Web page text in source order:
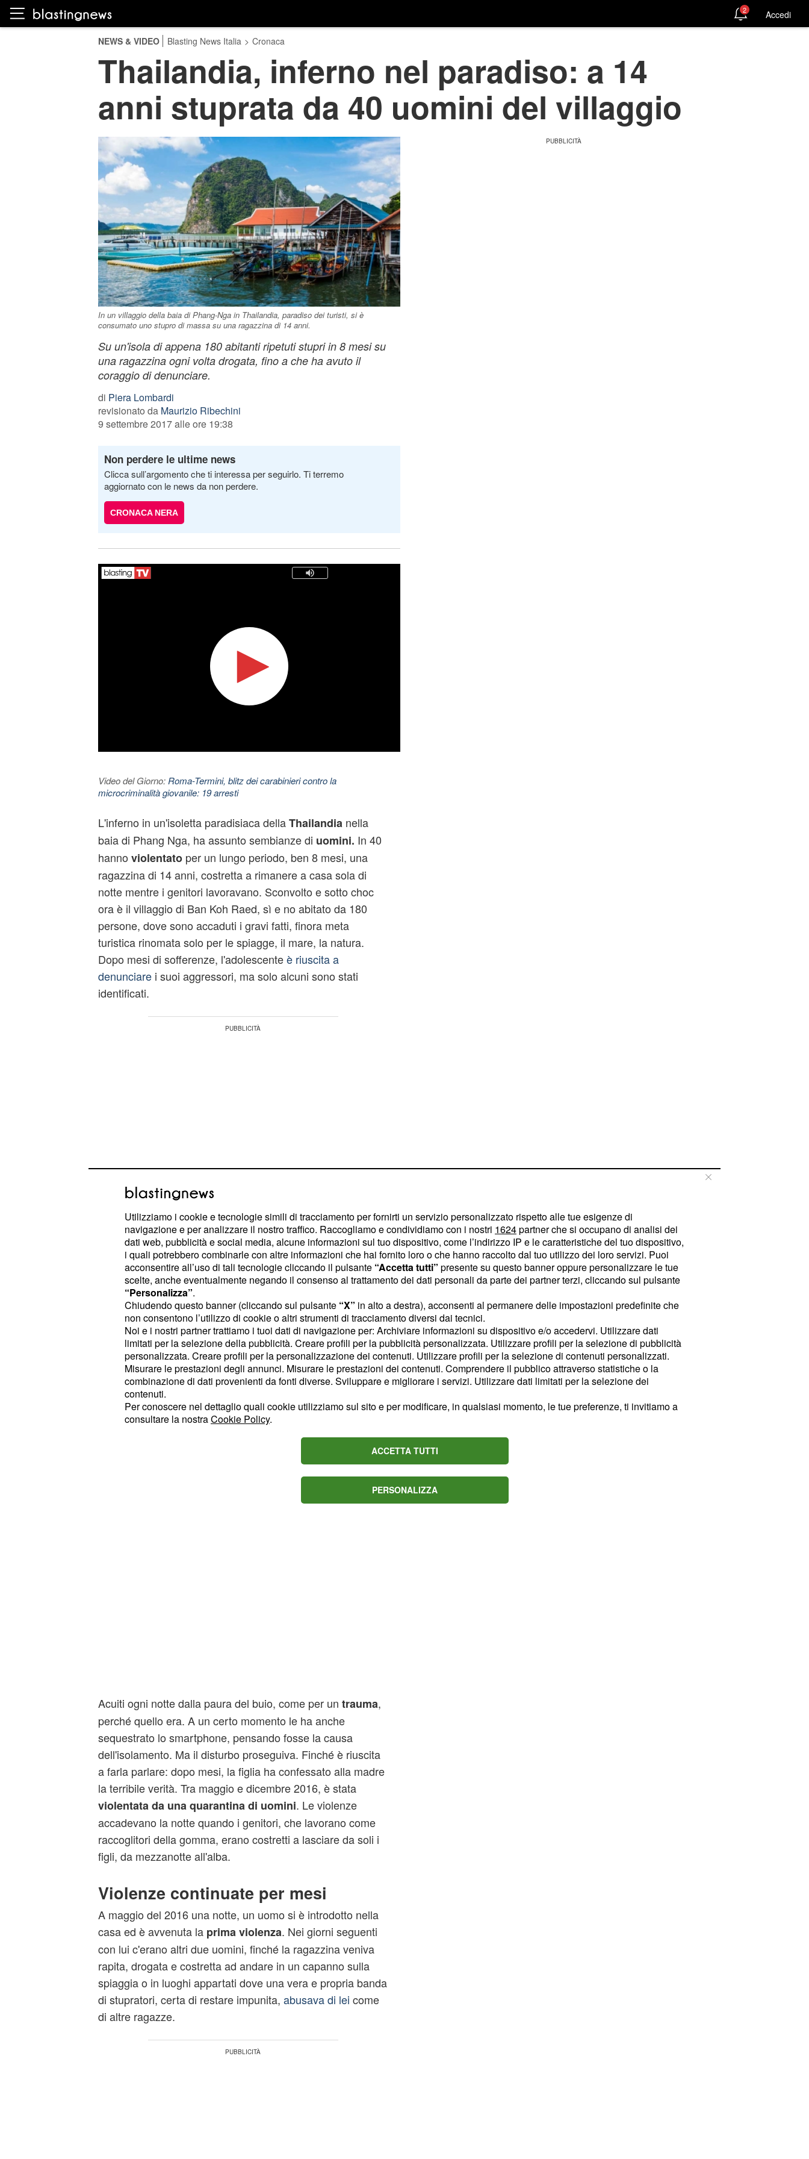
2 Accedi
NEWS & VIDEO Blasting News Italia > Cronaca
Thailandia, inferno nel paradiso: a 14
anni stuprata da 40 uomini del villaggio
In un villaggio della baia di Phang-Nga in Thailandia, paradiso dei turisti, si è
consumato uno stupro di massa su una ragazzina di 14 anni.
Su un'isola di appena 180 abitanti ripetuti stupri in 8 mesi su
una ragazzina ogni volta drogata, fino a che ha avuto il
coraggio di denunciare.
di Piera Lombardi
revisionato da Maurizio Ribechini
9 settembre 2017 alle ore 19:38
Non perdere le ultime news
Clicca sull’argomento che ti interessa per seguirlo. Ti terremo
aggiornato con le news da non perdere.
CRONACA NERA
Video del Giorno: Roma-Termini, blitz dei carabinieri contro la
microcriminalità giovanile: 19 arresti
L'inferno in un'isoletta paradisiaca dellaThailandia nella
baia di Phang Nga, ha assunto sembianze di uomini. In 40
hanno violentatoper un lungo periodo, ben 8 mesi, una
ragazzina di 14 anni, costretta a rimanere a casa sola di
notte mentre i genitori lavoravano. Sconvolto e sotto choc
ora è il villaggio di Ban Koh Raed, sì e no abitato da 180
persone, dove sono accaduti i gravi fatti, finora meta
turistica rinomata solo per le spiagge, il mare, la natura.
Dopo mesi di sofferenze, l'adolescenteè riuscita a
denunciarei suoi aggressori, ma solo alcuni sono stati
identificati.
Un terribile segreto confessato alla
mamma
La ragazzina, di cui non sono state rese note le generalità,
ha tenuto per sei mesi quel terribile segreto. Era troppa la
paura che rendere pubblico un fatto di gravità inaudita come
quello che le ha sconvolto la vita, lostupro di massa
subito, rovinasse la reputazione della sua famiglia, oltre a
metterla in grave pericolo. Ma, alla lunga, non è semplice
tenere nascosto un fatto del genere chegrida vendetta. A
una madre, poi, è difficile nascondere piccoli turbamenti,
figurarsi grandi sconvolgimenti. La madre, infatti, era
insospettita e allarmata da un comportamento anomalo
presunto disagio adolescenziale che non passava mai.
Acuiti ogni notte dalla paura del buio, come per un trauma,
perché quello era. A un certo momento le ha anche
sequestrato lo smartphone, pensando fosse la causa
dell'isolamento. Ma il disturbo proseguiva. Finché è riuscita
a farla parlare: dopo mesi, la figlia ha confessato alla madre
la terribile verità. Tra maggio e dicembre 2016, è stata
violentata da una quarantina di uomini. Le violenze
accadevano la notte quando i genitori, che lavorano come
raccoglitori della gomma, erano costretti a lasciare da soli i
figli, da mezzanotte all'alba.
Violenze continuate per mesi
A maggio del 2016 una notte, un uomo si è introdotto nella
casa ed è avvenuta la primaviolenza. Nei giorni seguenti
con lui c'erano altri due uomini, finché la ragazzina veniva
rapita, drogata e costretta ad andare in un capanno sulla
spiaggia o in luoghi appartati dove una vera e propria banda
di stupratori, certa di restare impunita, abusava di lei come
di altre ragazze.
Utilizziamo i cookie e tecnologie simili di tracciamento per fornirti un servizio personalizzato rispetto alle tue esigenze di
navigazione e per analizzare il nostro traffico. Raccogliamo e condividiamo con i nostri 1624partner che si occupano di analisi dei
dati web, pubblicità e social media, alcune informazioni sul tuo dispositivo, come l’indirizzo IP e le caratteristiche del tuo dispositivo,
i quali potrebbero combinarle con altre informazioni che hai fornito loro o che hanno raccolto dal tuo utilizzo dei loro servizi. Puoi
acconsentire all’uso di tali tecnologie cliccando il pulsante “Accetta tutti” presente su questo banner oppure personalizzare le tue
scelte, anche eventualmente negando il consenso al trattamento dei dati personali da parte dei partner terzi, cliccando sul pulsante
“Personalizza”.
Chiudendo questo banner (cliccando sul pulsante “X” in alto a destra), acconsenti al permanere delle impostazioni predefinite che
non consentono l’utilizzo di cookie o altri strumenti di tracciamento diversi dai tecnici.
Noi e i nostri partner trattiamo i tuoi dati di navigazione per: Archiviare informazioni su dispositivo e/o accedervi. Utilizzare dati
limitati per la selezione della pubblicità. Creare profili per la pubblicità personalizzata. Utilizzare profili per la selezione di pubblicità
personalizzata. Creare profili per la personalizzazione dei contenuti. Utilizzare profili per la selezione di contenuti personalizzati.
Misurare le prestazioni degli annunci. Misurare le prestazioni dei contenuti. Comprendere il pubblico attraverso statistiche o la
combinazione di dati provenienti da fonti diverse. Sviluppare e migliorare i servizi. Utilizzare dati limitati per la selezione dei
contenuti.
Per conoscere nel dettaglio quali cookie utilizziamo sul sito e per modificare, in qualsiasi momento, le tue preferenze, ti invitiamo a
consultare la nostraCookie Policy.
ACCETTA TUTTI
PERSONALIZZA